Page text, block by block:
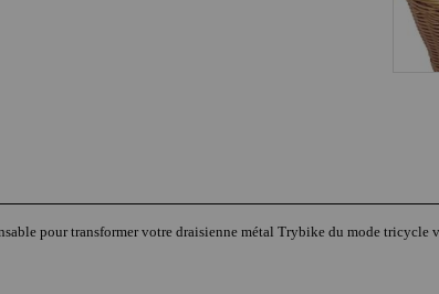
pour transformer votre draisienne métal Trybike du mode